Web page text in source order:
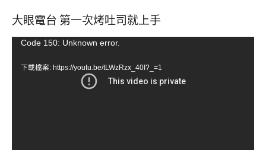
大眼電台 第一次烤吐司就上手
視Code 150: Unknown error.
下載檔案: https://youtu.be/tLWzRzx_40I?_=1